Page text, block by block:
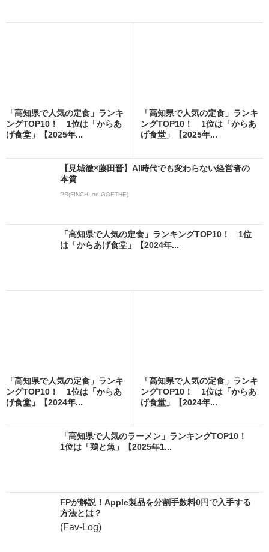
「高知県で人気の定食」ランキ
ングTOP10！ 1位は「からあ
げ食堂」【2025年...
「高知県で人気の定食」ランキ
ングTOP10！ 1位は「からあ
げ食堂」【2025年...
【見城徹×藤田晋】AI時代でも変わらない経営者の
本質
PR(FINCHI on GOETHE)
「高知県で人気の定食」ランキングTOP10！ 1位
は「からあげ食堂」【2024年...
「高知県で人気の定食」ランキ
ングTOP10！ 1位は「からあ
げ食堂」【2024年...
「高知県で人気の定食」ランキ
ングTOP10！ 1位は「からあ
げ食堂」【2024年...
「高知県で人気のラーメン」ランキングTOP10！
1位は「鶏と魚」【2025年1...
FPが解説！Apple製品を分割手数料0円で入手する
方法とは？
(Fav-Log)